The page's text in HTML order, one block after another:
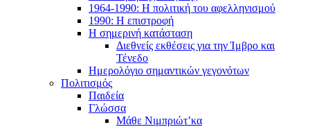
1964-1990: Η πολιτική του αφελληνισμού
1990: Η επιστροφή
Η σημερινή κατάσταση
Διεθνείς εκθέσεις για την Ίμβρο και
Τένεδο
Ημερολόγιο σημαντικών γεγονότων
Πολιτισμός
Παιδεία
Γλώσσα
Μάθε Νιμπριώτ’κα